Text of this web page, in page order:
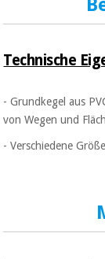
Technische
- Grundkegel aus
von Wegen und
- Verschiedene